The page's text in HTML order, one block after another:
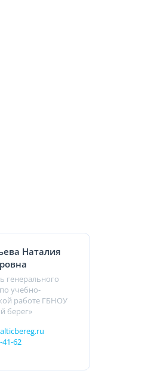
Наталия
генерального
учебно-
работе ГБНОУ
берег»
41-62